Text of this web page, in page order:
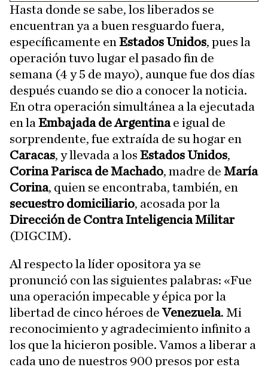
Hasta donde se sabe, los liberados se
encuentran ya a buen resguardo fuera,
específicamente en Estados Unidos, pues la
operación tuvo lugar el pasado fin de
semana (4 y 5 de mayo), aunque fue dos días
después cuando se dio a conocer la noticia.
En otra operación simultánea a la ejecutada
en la Embajada de Argentinae igual de
sorprendente, fue extraída de su hogar en
Caracas, y llevada a los Estados Unidos,
Corina Parisca de Machado, madre de María
Corina, quien se encontraba, también, en
secuestro domiciliario, acosada por la
Dirección de Contra Inteligencia Militar
(DIGCIM).
Al respecto la líder opositora ya se
pronunció con las siguientes palabras: «Fue
una operación impecable y épica por la
libertad de cinco héroes deVenezuela. Mi
reconocimiento y agradecimiento infinito a
los que la hicieron posible. Vamos a liberar a
cada uno de nuestros 900 presos por esta